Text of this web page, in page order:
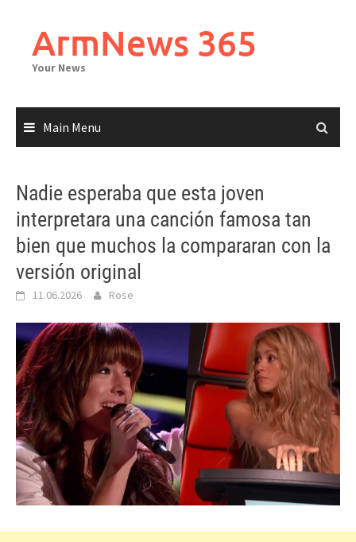
contentArmNews 365
Your News
Main Menu
Nadie esperaba que esta joven
interpretara una canción famosa tan
bien que muchos la compararan con la
versión original
11.06.2026 Rose